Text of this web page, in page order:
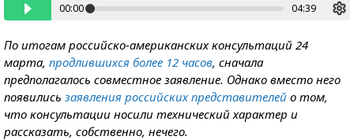
00:00 04:39
По итогам российско-американских консультаций 24
марта, продлившихся более 12 часов, сначала
предполагалось совместное заявление. Однако вместо него
появились заявления российских представителей о том,
что консультации носили технический характер и
рассказать, собственно, нечего.